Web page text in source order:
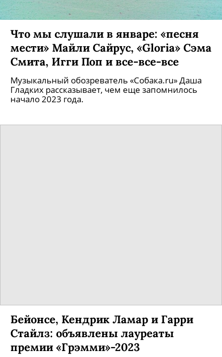
Тося Чайкина выпустила клип на
песню «Комната», снятый в
Кармадонском ущелье
Это чувственная рефлексия на тему любви:
любовь как редкое явление, которое тянет тебя
к другому человеку сквозь пространство и
время.
Что мы слушали в январе: «песня
мести» Майли Сайрус, «Gloria» Сэма
Смита, Игги Поп и все-все-все